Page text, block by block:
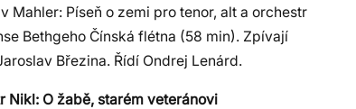
Mahler: Píseň o zemi pro tenor, alt a orchestr
Bethgeho Čínská flétna (58 min). Zpívají
Březina. Řídí Ondrej Lenárd.
Nikl: O žabě, starém veteránovi